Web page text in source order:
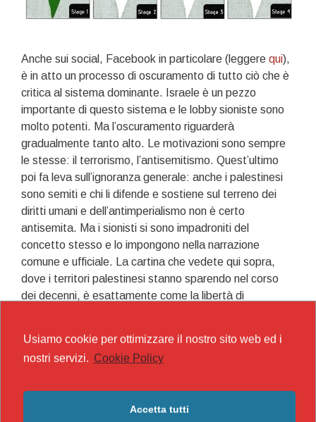
Anche sui social, Facebook in particolare (leggere qui),
è in atto un processo di oscuramento di tutto ciò che è
critica al sistema dominante. Israele è un pezzo
importante di questo sistema e le lobby sioniste sono
molto potenti. Ma l’oscuramento riguarderà
gradualmente tanto alto. Le motivazioni sono sempre
le stesse: il terrorismo, l’antisemitismo. Quest’ultimo
poi fa leva sull’ignoranza generale: anche i palestinesi
sono semiti e chi li difende e sostiene sul terreno dei
diritti umani e dell’antimperialismo non è certo
antisemita. Ma i sionisti si sono impadroniti del
concetto stesso e lo impongono nella narrazione
comune e ufficiale. La cartina che vedete qui sopra,
dove i territori palestinesi stanno sparendo nel corso
dei decenni, è esattamente come la libertà di
chi deve vivere come consumatore e chi morire come
oppresso. Comunque sudditi.
Usiamo cookie per ottimizzare il nostro sito web ed i
nostri servizi. Cookie Policy
Accetta tutti